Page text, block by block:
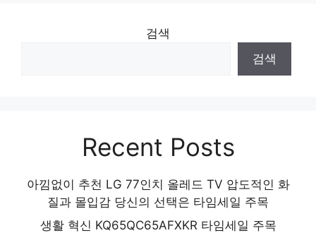
검색
검색
Recent Posts
아낌없이 추천 LG 77인치 올레드 TV 압도적인 화
질과 몰입감 당신의 선택은 타임세일 주목
생활 혁신 KQ65QC65AFXKR 타임세일 주목